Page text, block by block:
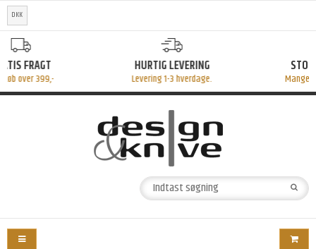
DKK
HURTIG LEVERING
Levering 1-3 hverdage.
STORT UDVALG
Mange fine produkter